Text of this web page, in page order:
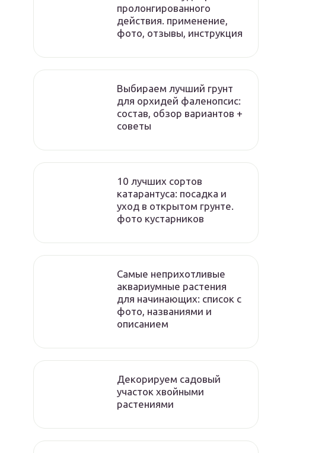
пролонгированного
действия. применение,
фото, отзывы, инструкция
Выбираем лучший грунт
для орхидей фаленопсис:
состав, обзор вариантов +
советы
10 лучших сортов
катарантуса: посадка и
уход в открытом грунте.
фото кустарников
Самые неприхотливые
аквариумные растения
для начинающих: список с
фото, названиями и
описанием
Декорируем садовый
участок хвойными
растениями